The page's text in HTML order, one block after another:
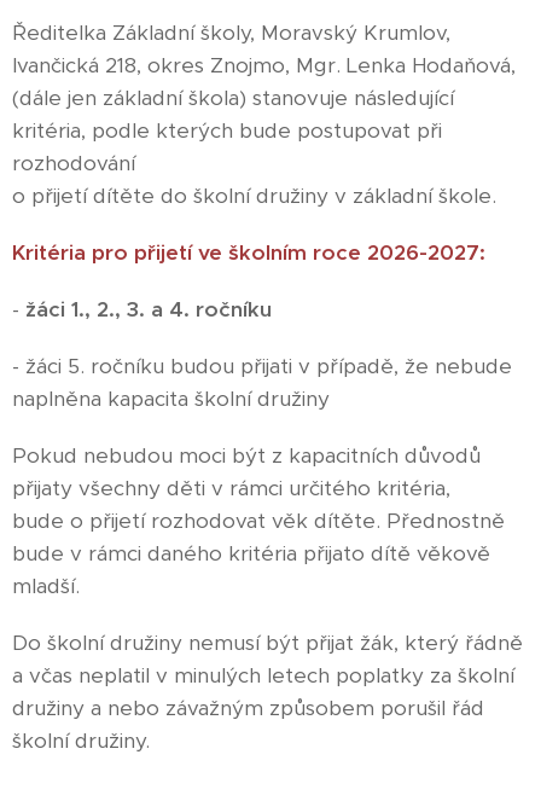
Ředitelka Základní školy, Moravský Krumlov,
Ivančická 218, okres Znojmo, Mgr. Lenka Hodaňová,
(dále jen základní škola) stanovuje následující
kritéria, podle kterých bude postupovat při
rozhodování
o přijetí dítěte do školní družiny v základní škole.
Kritéria pro přijetí ve školním roce 2026-2027:
- žáci 1., 2., 3. a 4. ročníku
- žáci 5. ročníku budou přijati v případě, že nebude
naplněna kapacita školní družiny
Pokud nebudou moci být z kapacitních důvodů
přijaty všechny děti v rámci určitého kritéria,
bude o přijetí rozhodovat věk dítěte. Přednostně
bude v rámci daného kritéria přijato dítě věkově
mladší.
Do školní družiny nemusí být přijat žák, který řádně
a včas neplatil v minulých letech poplatky za školní
družiny a nebo závažným způsobem porušil řád
školní družiny.